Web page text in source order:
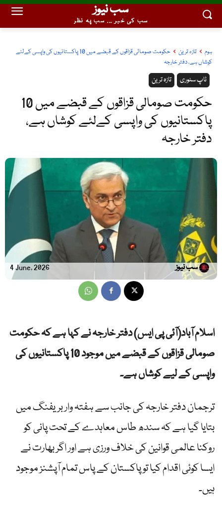
سب نیوز
سب کی خبر ... سب پہ نظر
ہوم تازہ ترین
حکومت صومالی قزاقوں کے قبضے میں 10 پاکستانیوں کی واپسی کےلئے
کوشاں ہے، دفتر خارجہ
تازہ ترین ٹاپ سٹوری
حکومت صومالی قزاقوں کے قبضے میں 10
پاکستانیوں کی واپسی کےلئے کوشاں ہے،
دفتر خارجہ
4 June, 2026 سب نیوز
اسلام آباد(آئی پی ایس) دفتر خارجہ نے کہا ہے کہ حکومت
صومالی قزاقوں کے قبضے میں موجود 10 پاکستانیوں کی
واپسی کے لیے کوشاں ہے۔
ترجمان دفتر خارجہ کی جانب سے ہفتہ وار بریفنگ میں
بتایا گیا ہے کہ سندھ طاس معاہدے کے تحت پانی کو
روکنا عالمی قوانین کی خلاف ورزی ہے اور اگر بھارت نے
ایسا کوئی اقدام کیا تو پاکستان کے پاس تمام آپشنز موجود
ہیں۔